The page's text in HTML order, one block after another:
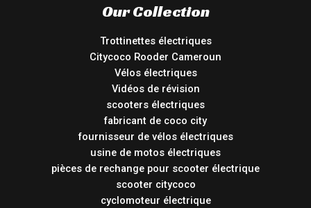
Our Collection
Trottinettes électriques
Citycoco Rooder Cameroun
Vélos électriques
Vidéos de révision
scooters électriques
fabricant de coco city
fournisseur de vélos électriques
usine de motos électriques
pièces de rechange pour scooter électrique
scooter citycoco
cyclomoteur électrique